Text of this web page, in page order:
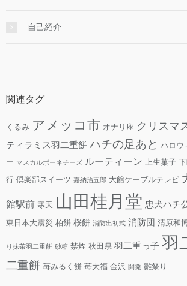
自己紹介
関連タグ
くるみ アメッコ市 オナリ座 クリスマ
ティラミス羽二重餅 ハチの足あと ハロウ
ー マスカルポーネチーズ ルーティーン 上生菓子
行 倶楽部スイーツ 嘉納治五郎 大館ケーブルテレビ
館駅前 寒天 山田桂月堂 忠犬ハチ
東日本大震災 柏餅 桜餅 消防出初式 消防団 清原和
り抹茶羽二重餅 砂糖 禁煙 秋田県 羽二重っ子 羽
二重餅 苺みるく餅 苺大福 金沢 開発 雛祭り